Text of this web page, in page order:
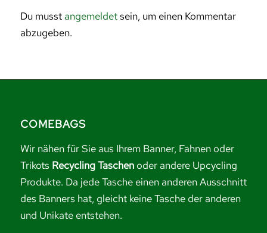
Du musstangemeldetsein, um einen Kommentar
abzugeben.
COMEBAGS
Wir nähen für Sie aus Ihrem Banner, Fahnen oder
Trikots Recycling Taschenoder andere Upcycling
Produkte. Da jede Tasche einen anderen Ausschnitt
des Banners hat, gleicht keine Tasche der anderen
und Unikate entstehen.